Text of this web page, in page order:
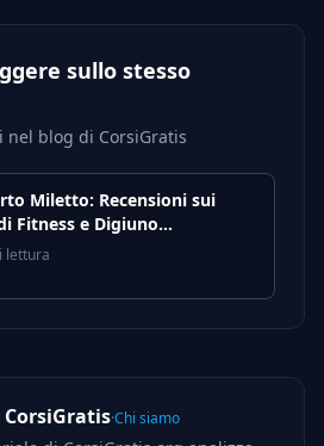
sullo stesso
blog di CorsiGratis
Miletto: Recensioni sui
Fitness e Digiuno
lettura
CorsiGratis·Chi siamo